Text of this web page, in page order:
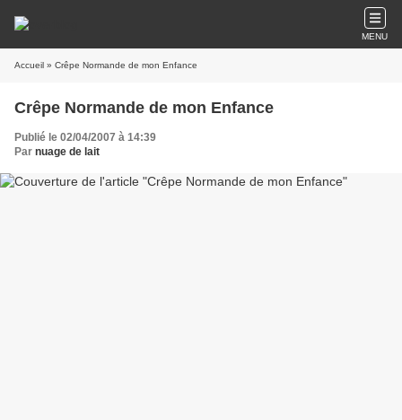
MENU
Accueil » Crêpe Normande de mon Enfance
Crêpe Normande de mon Enfance
Publié le 02/04/2007 à 14:39
Par nuage de lait